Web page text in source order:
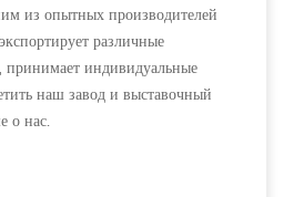
из опытных производителей
различные
принимает индивидуальные
наш завод и выставочный
о нас.